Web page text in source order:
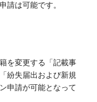
請は可能です。
を変更する「記載事
紛失届出および新規
申請が可能となって